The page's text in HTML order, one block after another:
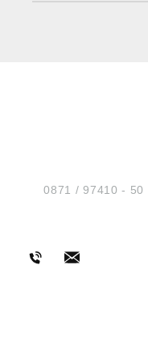
Tel.:0871 / 97410 - 50